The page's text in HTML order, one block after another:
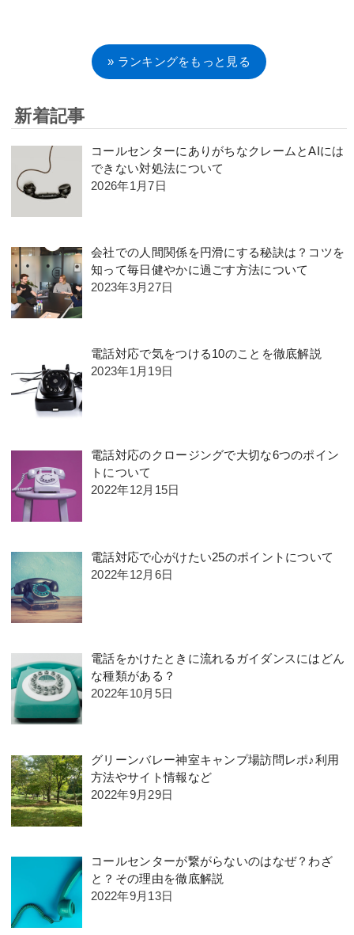
» ランキングをもっと見る
新着記事
コールセンターにありがちなクレームとAIには
できない対処法について
2026年1月7日
会社での人間関係を円滑にする秘訣は？コツを
知って毎日健やかに過ごす方法について
2023年3月27日
電話対応で気をつける10のことを徹底解説
2023年1月19日
電話対応のクロージングで大切な6つのポイン
トについて
2022年12月15日
電話対応で心がけたい25のポイントについて
2022年12月6日
電話をかけたときに流れるガイダンスにはどん
な種類がある？
2022年10月5日
グリーンバレー神室キャンプ場訪問レポ♪利用
方法やサイト情報など
2022年9月29日
コールセンターが繋がらないのはなぜ？わざ
と？その理由を徹底解説
2022年9月13日